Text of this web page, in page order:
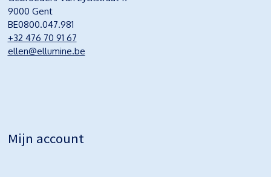
9000 Gent
BE0800.047.981
+32 476 70 91 67
ellen@ellumine.be
Mijn account